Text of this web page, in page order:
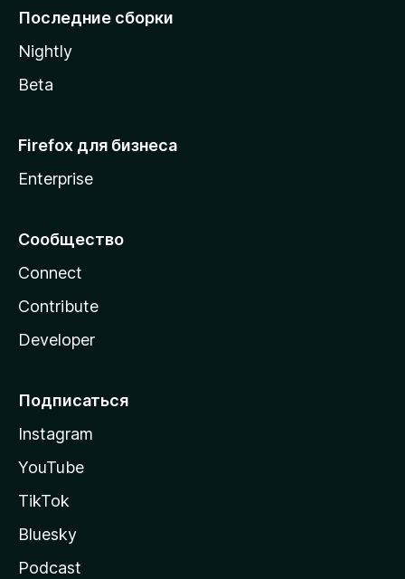
lПоследние сборки
Nightly
Beta
Firefox для бизнеса
Enterprise
Сообщество
Connect
Contribute
Developer
Подписаться
Instagram
YouTube
TikTok
Bluesky
Podcast